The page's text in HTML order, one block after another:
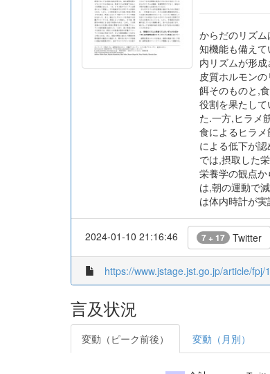
からだのリズ
知機能も備え
内リズムが形
皮質ホルモン
餌そのものと,
役割を果たし
た.一方,ヒラメ
食によるヒラ
による低下が
では,摂取した
栄養学の観点
は,朝の運動で
は体内時計が
2024-01-10 21:16:46 7 + 17 Twitter
https://www.jstage.jst.go.jp/article/
言及状況
変動（ピーク前後） 変動（月別）